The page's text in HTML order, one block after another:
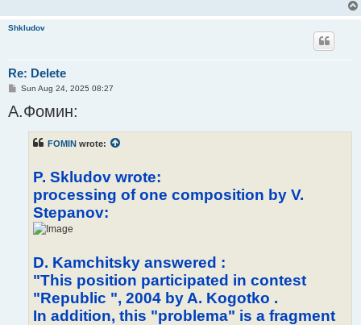
Shkludov
Re: Delete
P
t
Sun Aug 24, 2025 08:27
А.Фомин:
FOMIN wrote:
P. Skludov wrote:
processing of one composition by V.
Stepanov:
D. Kamchitsky answered :
"This position participated in contest
"Republic ", 2004 by A. Kogotko .
In addition, this "problema" is a fragment